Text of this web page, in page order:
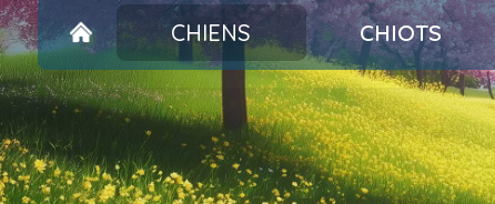
CHIENS CHIOTS